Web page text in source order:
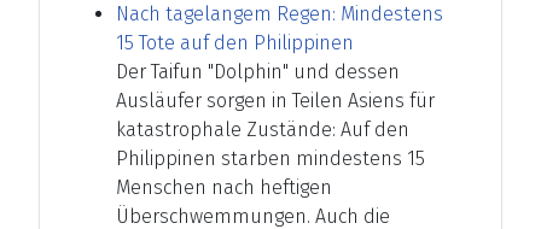
Nach tagelangem Regen: Mindestens
15 Tote auf den Philippinen
Der Taifun "Dolphin" und dessen
Ausläufer sorgen in Teilen Asiens für
katastrophale Zustände: Auf den
Philippinen starben mindestens 15
Menschen nach heftigen
Überschwemmungen. Auch die